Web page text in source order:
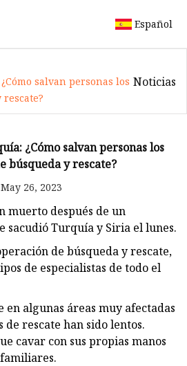
Español
salvan personas los Noticias
¿Cómo salvan personas los
búsqueda y rescate?
May 26, 2023
muerto después de un
sacudió Turquía y Siria el lunes.
de búsqueda y rescate,
de especialistas de todo el
en algunas áreas muy afectadas
de rescate han sido lentos.
cavar con sus propias manos